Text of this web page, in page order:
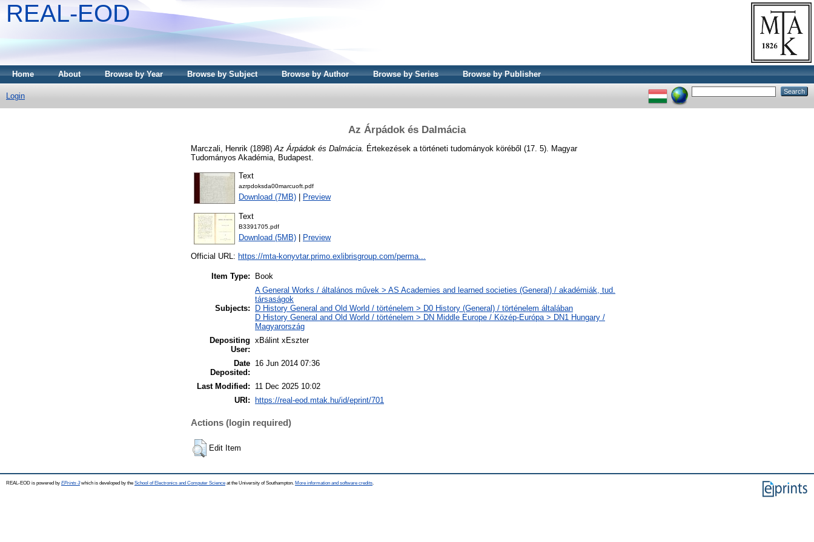
REAL-EOD
Home About Browse by Year Browse by Subject Browse by Author Browse by Series Browse by Publisher
Login
Az Árpádok és Dalmácia
Marczali, Henrik (1898) Az Árpádok és Dalmácia. Értekezések a történeti tudományok köréből (17. 5). Magyar
Tudományos Akadémia, Budapest.
Text
azrpdoksda00marcuoft.pdf
Download (7MB) Preview
Text
B3391705.pdf
Download (5MB) Preview
Official URL: https://mta-konyvtar.primo.exlibrisgroup.com/perma...
Item Type: Book
Subjects:
A General Works / általános művek > AS Academies and learned societies (General) / akadémiák, tud.
társaságok
D History General and Old World / történelem > D0 History (General) / történelem általában
D History General and Old World / történelem > DN Middle Europe / Közép-Európa > DN1 Hungary /
Magyarország
Depositing
User:
xBálint xEszter
Date
Deposited:
16 Jun 2014 07:36
Last Modified:
11 Dec 2025 10:02
URI:
https://real-eod.mtak.hu/id/eprint/701
Actions (login required)
Edit Item
REAL-EOD is powered by EPrints 3which is developed by the School of Electronics and Computer Science at the University of Southampton. More information and software credits